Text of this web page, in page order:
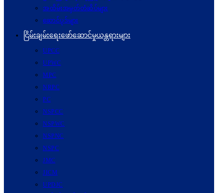
အထိမ်းအမှတ်တံဆိပ်များ
ဆောင်ပုဒ်များ
ငြိမ်းချမ်းရေးဖော်‌ဆောင်မှုယန္တရားများ
UPCC
UPWC
MPC
NRPC
PC
NSPCC
NSPWC
NSPNC
NSPC
JMC
JICM
UPDJC